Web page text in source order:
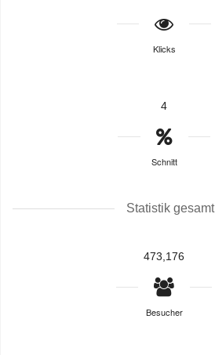
Klicks
4
Schnitt
Statistik gesamt
473,176
Besucher